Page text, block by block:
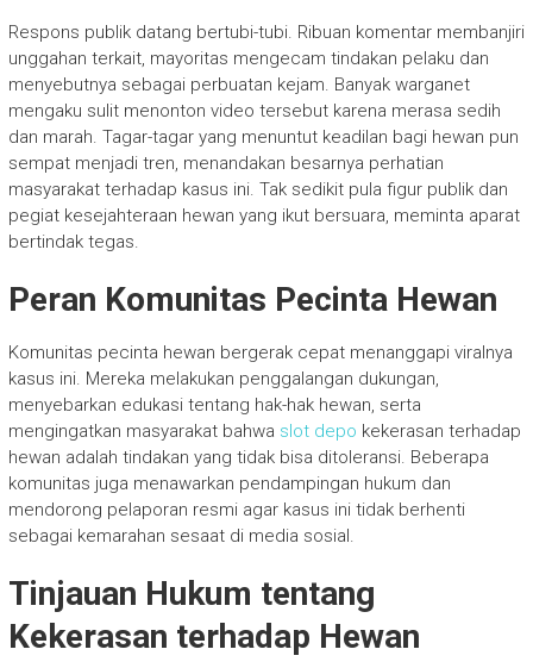
Respons publik datang bertubi-tubi. Ribuan komentar membanjiri
unggahan terkait, mayoritas mengecam tindakan pelaku dan
menyebutnya sebagai perbuatan kejam. Banyak warganet
mengaku sulit menonton video tersebut karena merasa sedih
dan marah. Tagar-tagar yang menuntut keadilan bagi hewan pun
sempat menjadi tren, menandakan besarnya perhatian
masyarakat terhadap kasus ini. Tak sedikit pula figur publik dan
pegiat kesejahteraan hewan yang ikut bersuara, meminta aparat
bertindak tegas.
Peran Komunitas Pecinta Hewan
Komunitas pecinta hewan bergerak cepat menanggapi viralnya
kasus ini. Mereka melakukan penggalangan dukungan,
menyebarkan edukasi tentang hak-hak hewan, serta
mengingatkan masyarakat bahwa slot depo kekerasan terhadap
hewan adalah tindakan yang tidak bisa ditoleransi. Beberapa
komunitas juga menawarkan pendampingan hukum dan
mendorong pelaporan resmi agar kasus ini tidak berhenti
sebagai kemarahan sesaat di media sosial.
Tinjauan Hukum tentang
Kekerasan terhadap Hewan